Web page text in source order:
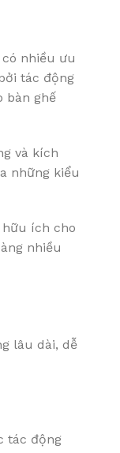
nhiều ưu
tác động
bàn ghế
và kích
những kiểu
ích cho
nhiều
lâu dài, dễ
tác động